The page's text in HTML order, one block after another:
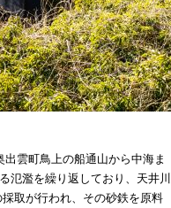
雲町鳥上の船通山から中海ま
氾濫を繰り返しており、天井川
取が行われ、その砂鉄を原料